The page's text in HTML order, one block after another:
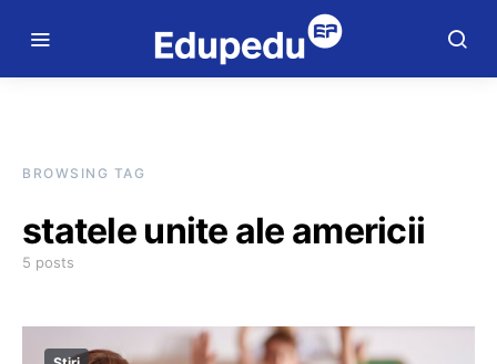
BROWSING TAG
statele unite ale americii
5 posts